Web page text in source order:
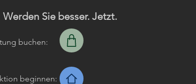
Werden Sie besser. Jetzt.
buchen:
beginnen: